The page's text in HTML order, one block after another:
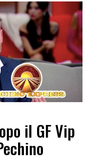
il GF Vip